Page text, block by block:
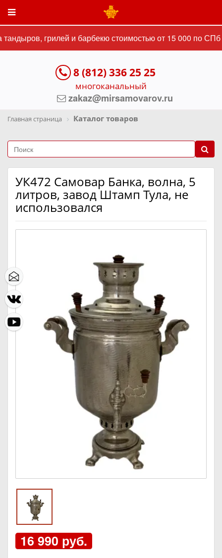
грилей и барбекю стоимостью от 15 000 по СПб
8 (812) 336 25 25
многоканальный
zakaz@mirsamovarov.ru
Главная страница Каталог товаров
УК472 Самовар Банка, волна, 5
литров, завод Штамп Тула, не
использовался
16 990 руб.